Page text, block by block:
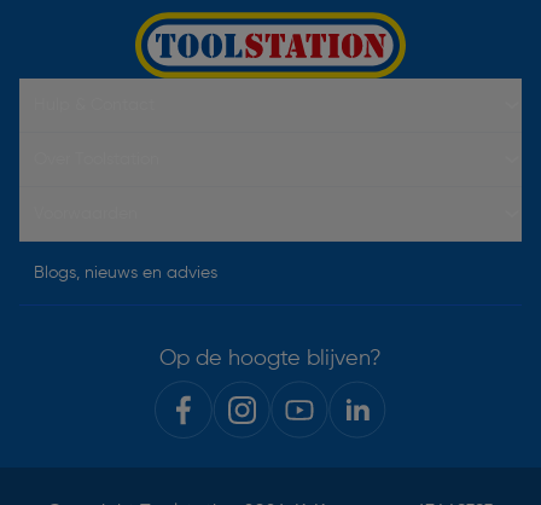
Blogs, nieuws en advies
Op de hoogte blijven?